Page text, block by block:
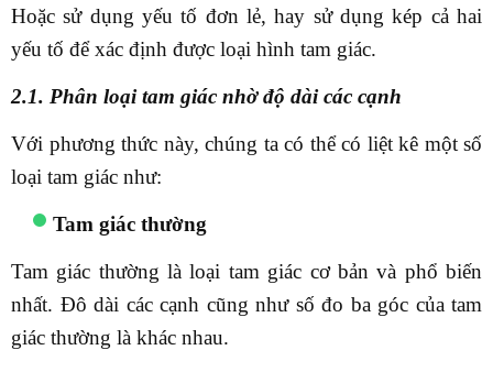
Hoặc sử dụng yếu tố đơn lẻ, hay sử dụng kép cả hai
yếu tố để xác định được loại hình tam giác.
2.1. Phân loại tam giác nhờ độ dài các cạnh
Với phương thức này, chúng ta có thể có liệt kê một số
loại tam giác như:
Tam giác thường
Tam giác thường là loại tam giác cơ bản và phổ biến
nhất. Đô dài các cạnh cũng như số đo ba góc của tam
giác thường là khác nhau.